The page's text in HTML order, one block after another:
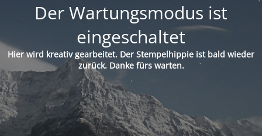
Der Wartungsmodus ist
eingeschaltet
Hier wird kreativ gearbeitet. Der Stempelhippie ist bald wieder
zurück. Danke fürs warten.